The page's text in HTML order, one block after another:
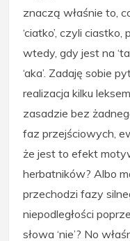
znaczą właśnie to,
‘ciatko’, czyli ciastko,
wtedy, gdy jest na
‘aka’. Zadaję sobie
realizacja kilku
zasadzie bez
faz przejściowych,
że jest to efekt
herbatników? Albo
przechodzi fazy
niepodległości
słowa ‘nie’? No